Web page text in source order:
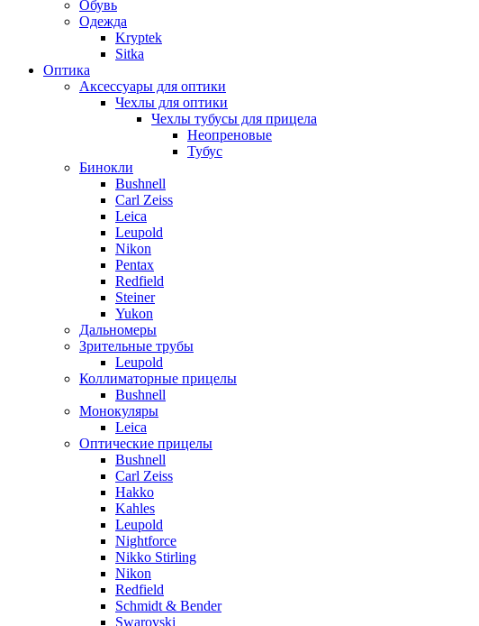
Обувь
Одежда
Kryptek
Sitka
Оптика
Аксессуары для оптики
Чехлы для оптики
Чехлы тубусы для прицела
Неопреновые
Тубус
Бинокли
Bushnell
Carl Zeiss
Leica
Leupold
Nikon
Pentax
Redfield
Steiner
Yukon
Дальномеры
Зрительные трубы
Leupold
Коллиматорные прицелы
Bushnell
Монокуляры
Leica
Оптические прицелы
Bushnell
Carl Zeiss
Hakko
Kahles
Leupold
Nightforce
Nikko Stirling
Nikon
Redfield
Schmidt & Bender
Swarovski